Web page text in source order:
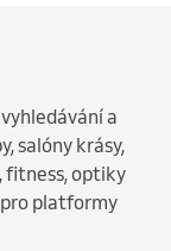
a
salóny krásy,
fitness, optiky
platformy